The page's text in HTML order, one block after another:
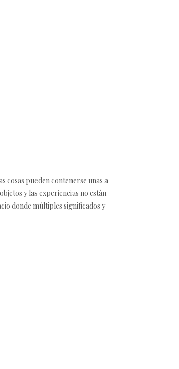
cosas pueden contenerse unas a
y las experiencias no están
donde múltiples significados y